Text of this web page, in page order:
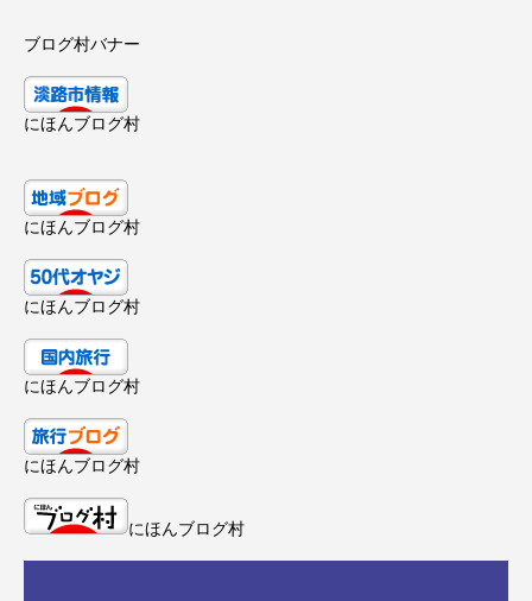
ブログ村バナー
にほんブログ村
にほんブログ村
にほんブログ村
にほんブログ村
にほんブログ村
にほんブログ村